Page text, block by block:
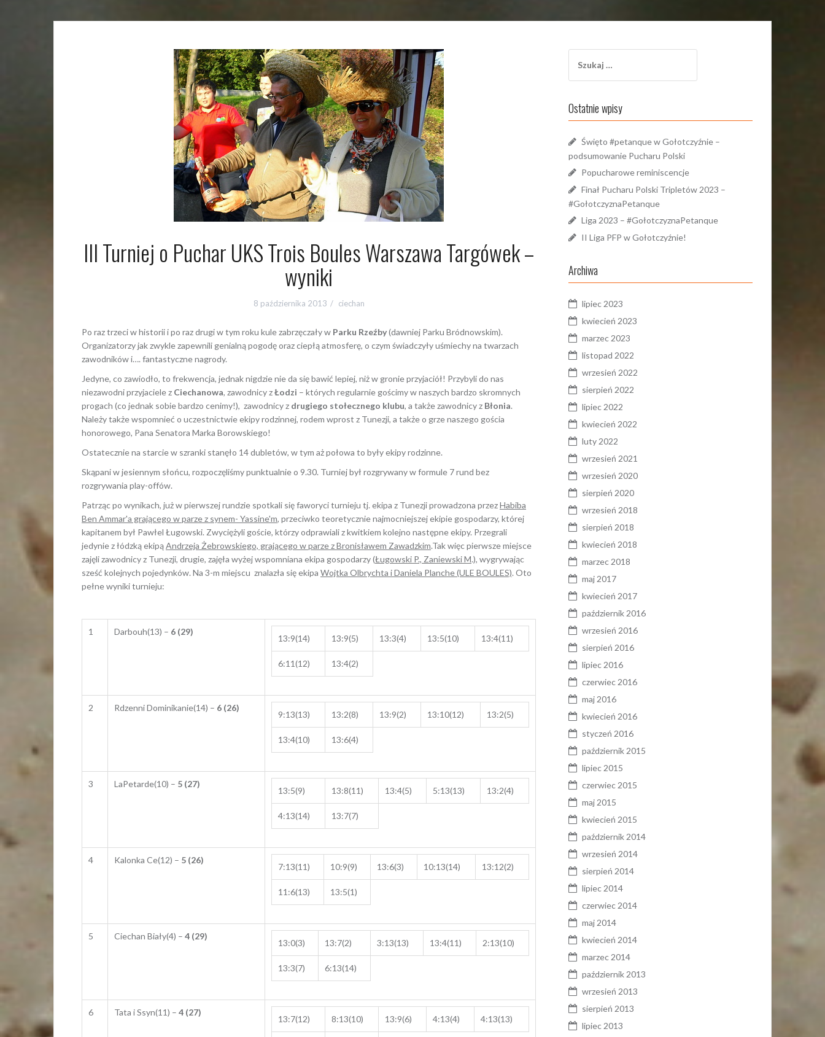
III Turniej o Puchar UKS Trois Boules Warszawa Targówek –
wyniki
8 października 2013 ciechan
Po raz trzeci w historii i po raz drugi w tym roku kule zabrzęczały w Parku Rzeźby(dawniej Parku Bródnowskim).
Organizatorzy jak zwykle zapewnili genialną pogodę oraz ciepłą atmosferę, o czym świadczyły uśmiechy na twarzach
zawodników i…. fantastyczne nagrody.
Jedyne, co zawiodło, to frekwencja, jednak nigdzie nie da się bawić lepiej, niż w gronie przyjaciół! Przybyli do nas
niezawodni przyjaciele z Ciechanowa, zawodnicy zŁodzi – których regularnie gościmy w naszych bardzo skromnych
progach (co jednak sobie bardzo cenimy!), zawodnicy z drugiego stołecznego klubu, a także zawodnicy z Błonia.
Należy także wspomnieć o uczestnictwie ekipy rodzinnej, rodem wprost z Tunezji, a także o grze naszego gościa
honorowego, Pana Senatora Marka Borowskiego!
Ostatecznie na starcie w szranki stanęło 14 dubletów, w tym aż połowa to były ekipy rodzinne.
Skąpani w jesiennym słońcu, rozpoczęliśmy punktualnie o 9.30. Turniej był rozgrywany w formule 7 rund bez
rozgrywania play-offów.
Patrząc po wynikach, już w pierwszej rundzie spotkali się faworyci turnieju tj. ekipa z Tunezji prowadzona przezHabiba
Ben Ammar'a grającego w parze z synem- Yassine'm, przeciwko teoretycznie najmocniejszej ekipie gospodarzy, której
kapitanem był Pawłel Ługowski. Zwyciężyli goście, którzy odprawiali z kwitkiem kolejno następne ekipy. Przegrali
jedynie z łódzką ekipąAndrzeja Żebrowskiego, grającego w parze z Bronisławem Zawadzkim.Tak więc pierwsze miejsce
zajęli zawodnicy z Tunezji, drugie, zajęła wyżej wspomniana ekipa gospodarzy (Ługowski P., Zaniewski M.), wygrywając
sześć kolejnych pojedynków. Na 3-m miejscu znalazła się ekipa Wojtka Olbrychta i Daniela Planche (ULE BOULES). Oto
pełne wyniki turnieju:
1 Darbouh(13) – 6 (29)
13:9(14) 13:9(5) 13:3(4) 13:5(10) 13:4(11)
6:11(12) 13:4(2)
2 Rdzenni Dominikanie(14) – 6 (26)
9:13(13) 13:2(8) 13:9(2) 13:10(12) 13:2(5)
13:4(10) 13:6(4)
3 LaPetarde(10) – 5 (27)
13:5(9) 13:8(11) 13:4(5) 5:13(13) 13:2(4)
4:13(14) 13:7(7)
4 Kalonka Ce(12) – 5 (26)
7:13(11) 10:9(9) 13:6(3) 10:13(14) 13:12(2)
11:6(13) 13:5(1)
5 Ciechan Biały(4) – 4 (29)
13:0(3) 13:7(2) 3:13(13) 13:4(11) 2:13(10)
13:3(7) 6:13(14)
6 Tata i Ssyn(11) – 4 (27)
13:7(12) 8:13(10) 13:9(6) 4:13(4) 4:13(13)
Ostatnie wpisy
Święto #petanque w Gołotczyźnie –
podsumowanie Pucharu Polski
Popucharowe reminiscencje
Finał Pucharu Polski Tripletów 2023 –
#GołotczyznaPetanque
Liga 2023 – #GołotczyznaPetanque
II Liga PFP w Gołotczyźnie!
Archiwa
lipiec 2023
kwiecień 2023
marzec 2023
listopad 2022
wrzesień 2022
sierpień 2022
lipiec 2022
kwiecień 2022
luty 2022
wrzesień 2021
wrzesień 2020
sierpień 2020
wrzesień 2018
sierpień 2018
kwiecień 2018
marzec 2018
maj 2017
kwiecień 2017
październik 2016
wrzesień 2016
sierpień 2016
lipiec 2016
czerwiec 2016
maj 2016
kwiecień 2016
styczeń 2016
październik 2015
lipiec 2015
czerwiec 2015
maj 2015
kwiecień 2015
październik 2014
wrzesień 2014
sierpień 2014
lipiec 2014
czerwiec 2014
maj 2014
kwiecień 2014
marzec 2014
październik 2013
wrzesień 2013
sierpień 2013
lipiec 2013